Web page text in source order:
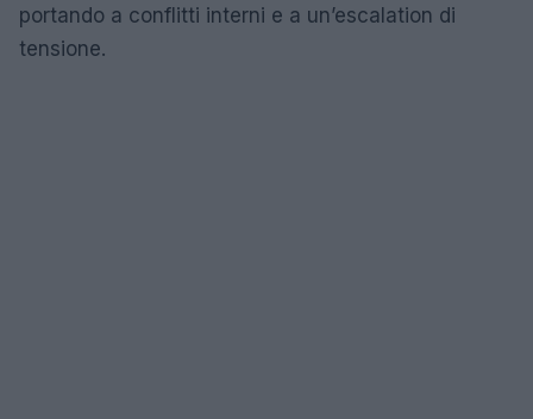
portando a conflitti interni e a un’escalation di
tensione.